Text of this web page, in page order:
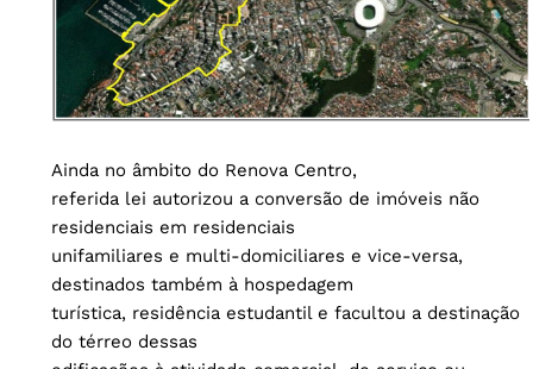
Ainda no âmbito do Renova Centro,
referida lei autorizou a conversão de imóveis não
residenciais em residenciais
unifamiliares e multi-domiciliares e vice-versa,
destinados também à hospedagem
turística, residência estudantil e facultou a destinação
do térreo dessas